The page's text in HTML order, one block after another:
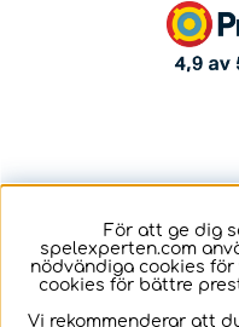
För att ge dig
spelexperten.com
nödvändiga cookies
cookies för bättre
Vi rekommenderar att